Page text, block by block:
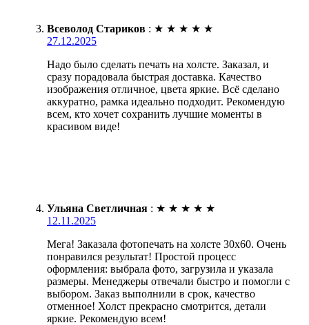
Всеволод Стариков : ★ ★ ★ ★ ★
27.12.2025
Надо было сделать печать на холсте. Заказал, и
сразу порадовала быстрая доставка. Качество
изображения отличное, цвета яркие. Всё сделано
аккуратно, рамка идеально подходит. Рекомендую
всем, кто хочет сохранить лучшие моменты в
красивом виде!
Ульяна Светличная : ★ ★ ★ ★ ★
12.11.2025
Мега! Заказала фотопечать на холсте 30х60. Очень
понравился результат! Простой процесс
оформления: выбрала фото, загрузила и указала
размеры. Менеджеры отвечали быстро и помогли с
выбором. Заказ выполнили в срок, качество
отменное! Холст прекрасно смотрится, детали
яркие. Рекомендую всем!